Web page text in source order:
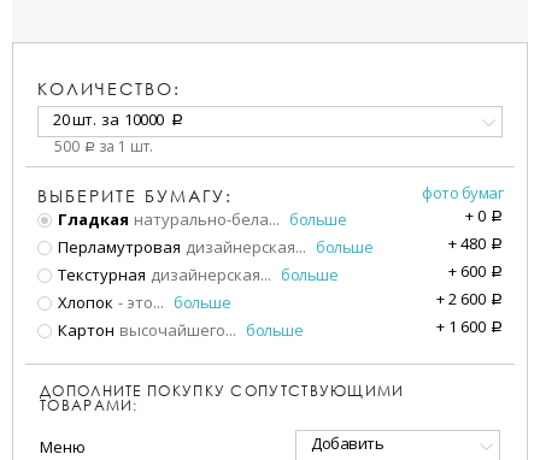
КОЛИЧЕСТВО:
20 шт. за 10000 a
500 a за 1 шт.
ВЫБЕРИТЕ БУМАГУ:
фото бумаг
Гладкая натурально-бела... больше +0 a
Перламутровая дизайнерская... больше +480 a
Текстурная дизайнерская... больше +600 a
Хлопок - это... больше +2 600 a
Картон высочайшего... больше + 1 600 a
ДОПОЛНИТЕ ПОКУПКУ СОПУТСТВУЮЩИМИ
ТОВАРАМИ:
Меню Добавить